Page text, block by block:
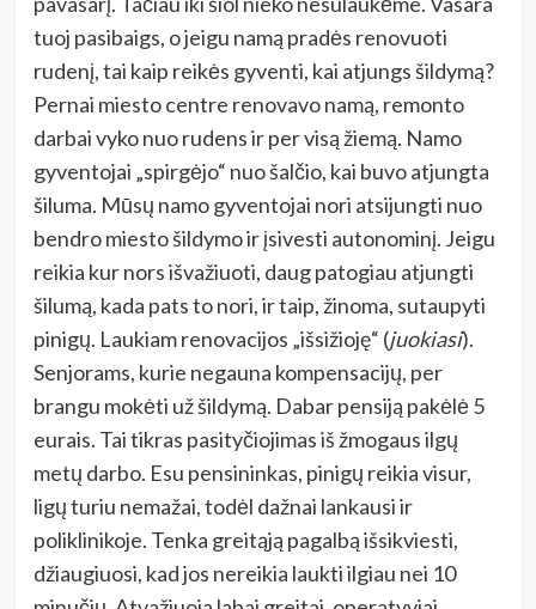
tuoj pasibaigs, o jeigu namą pradės renovuoti
rudenį, tai kaip reikės gyventi, kai atjungs šildymą?
Pernai miesto centre renovavo namą, remonto
darbai vyko nuo rudens ir per visą žiemą. Namo
gyventojai „spirgėjo“ nuo šalčio, kai buvo atjungta
šiluma. Mūsų namo gyventojai nori atsijungti nuo
bendro miesto šildymo ir įsivesti autonominį. Jeigu
reikia kur nors išvažiuoti, daug patogiau atjungti
šilumą, kada pats to nori, ir taip, žinoma, sutaupyti
pinigų. Laukiam renovacijos „išsižioję“ (juokiasi).
Senjorams, kurie negauna kompensacijų, per
brangu mokėti už šildymą. Dabar pensiją pakėlė 5
eurais. Tai tikras pasityčiojimas iš žmogaus ilgų
metų darbo. Esu pensininkas, pinigų reikia visur,
ligų turiu nemažai, todėl dažnai lankausi ir
poliklinikoje. Tenka greitąją pagalbą išsikviesti,
džiaugiuosi, kad jos nereikia laukti ilgiau nei 10